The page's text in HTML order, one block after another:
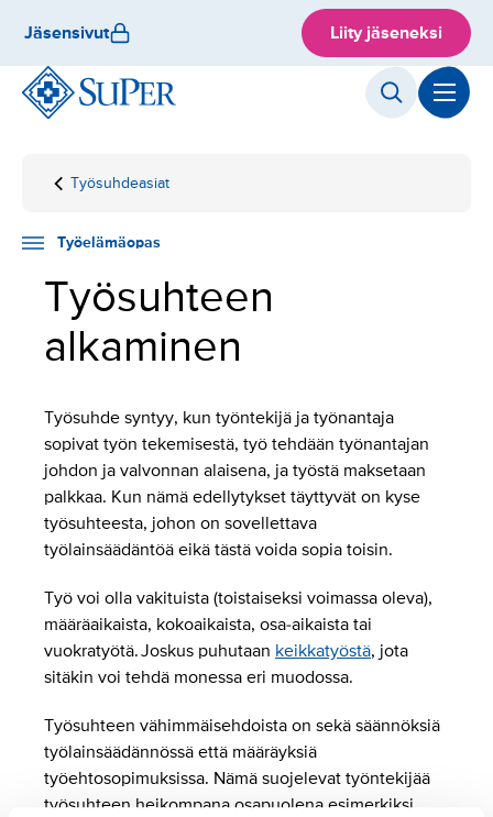
sisältöön
Jäsensivut Liity jäseneksi
Etusivu
Työelämäopas
Työsuhdeasiat
Työsuhteen
Työelämäopas
Työsuhteen
alkaminen
Työsuhde syntyy, kun työntekijä ja työnantaja
sopivat työn tekemisestä, työ tehdään työnantajan
johdon ja valvonnan alaisena, ja työstä maksetaan
palkkaa. Kun nämä edellytykset täyttyvät on kyse
työsuhteesta, johon on sovellettava
työlainsäädäntöä eikä tästä voida sopia toisin.
Työ voi olla vakituista (toistaiseksi voimassa oleva),
määräaikaista, kokoaikaista, osa-aikaista tai
vuokratyötä. Joskus puhutaan keikkatyöstä, jota
sitäkin voi tehdä monessa eri muodossa.
Työsuhteen vähimmäisehdoista on sekä säännöksiä
työlainsäädännössä että määräyksiä
työehtosopimuksissa. Nämä suojelevat työntekijää
työsuhteen heikompana osapuolena esimerkiksi